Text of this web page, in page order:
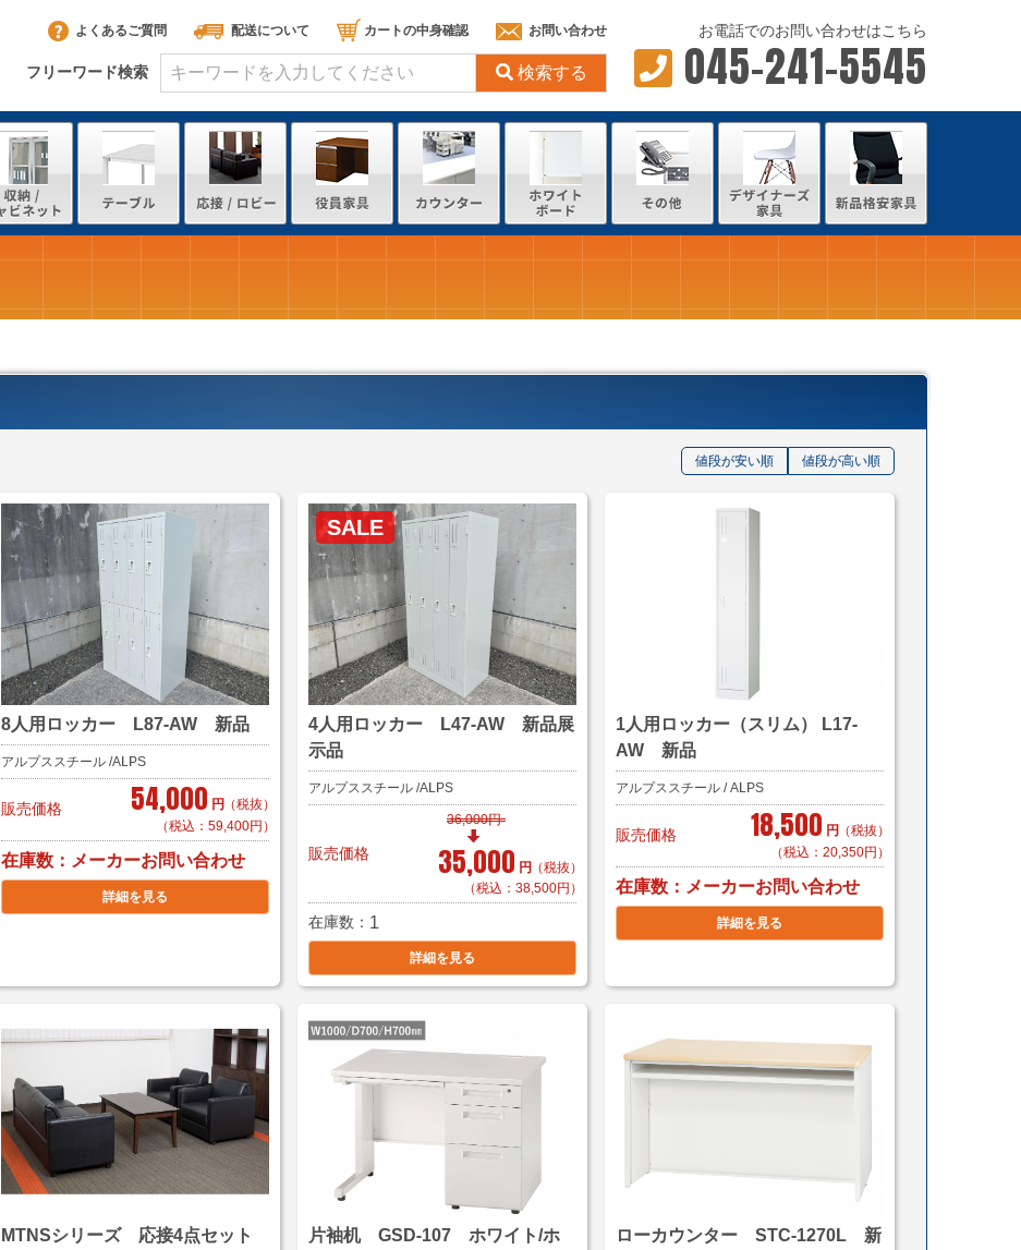
よくあるご質問 配送について カートの中身確認 お問い合わせ
フリーワード検索 検索する
お電話でのお問い合わせはこちら
045-241-5545
値段が安い順 値段が高い順
8人用ロッカー L87-AW 新品
アルプススチール /ALPS
販売価格 54,000 円 （税抜）
（税込：59,400円）
在庫数 メーカーお問い合わせ
詳細を見る
SALE
4人用ロッカー L47-AW 新品展
示品
アルプススチール /ALPS
販売価格
36,000円
35,000 円 （税抜）
（税込：38,500円）
在庫数 1
詳細を見る
1人用ロッカー（スリム） L17-
AW 新品
アルプススチール / ALPS
販売価格 18,500 円 （税抜）
（税込：20,350円）
在庫数 メーカーお問い合わせ
詳細を見る
MTNSシリーズ 応接4点セット
片袖机 GSD-107 ホワイト/ホ
ローカウンター STC-1270L 新